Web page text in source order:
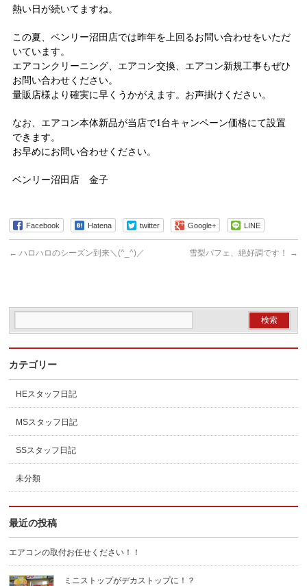
熱い日が続いてますね。
この夏、ベンリー沼田店では昨年を上回るお問い合わせをいただ
いています。
エアコンクリーニング、エアコン交換、エアコン新規工事もぜひ
お問い合わせください。
量販店様より確実に早くうかがえます。お声掛けください。
なお、エアコン本体新品が当店で1台キャンペーン価格にて設置
できます。
お早めにお問い合わせください。
ベンリー沼田店 金子
Facebook Hatena twitter Google+ LINE
← ハロハロのシーズン到来＼(^_^)／ 雪梨パフェ、絶好調です！ →
カテゴリー
HEスタッフ日記
MSスタッフ日記
SSスタッフ日記
未分類
最近の投稿
エアコンの取付お任せください！！
ミニストップがデカストップに！？